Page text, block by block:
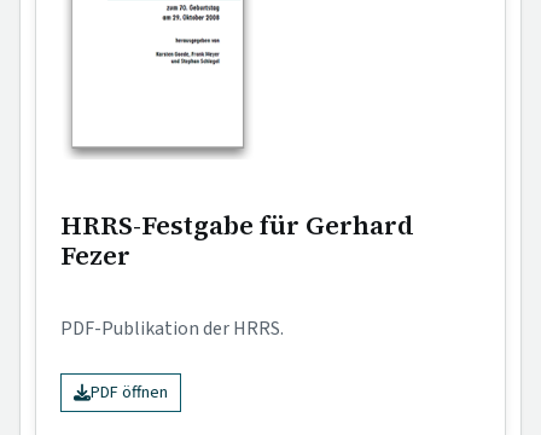
HRRS-Festgabe für Gerhard
Fezer
PDF-Publikation der HRRS.
PDF öffnen